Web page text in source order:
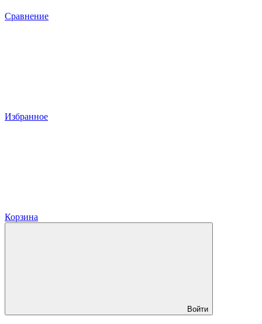
Сравнение
Избранное
Корзина
Войти